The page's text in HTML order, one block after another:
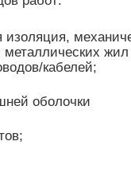
изоляция,
металлических
кабелей;
оболочки